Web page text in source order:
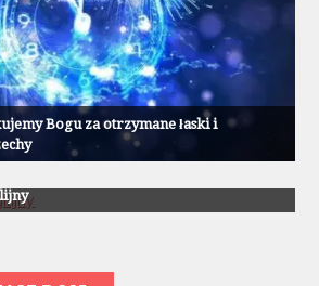
Bogu za otrzymane łaski i